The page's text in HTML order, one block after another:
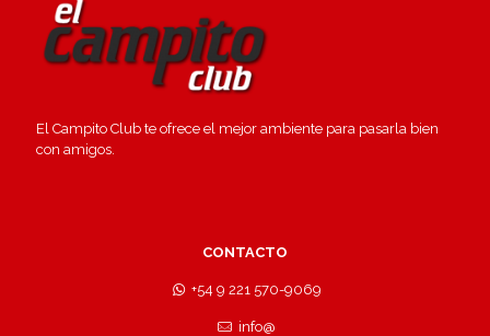
El Campito Club te ofrece el mejor ambiente para pasarla bien
con amigos.
CONTACTO
+54 9 221 570-9069
info@